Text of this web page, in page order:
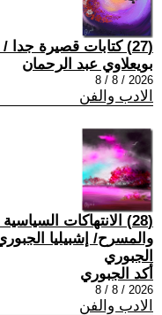
(27) كتابات قصيرة جدا / الهروب الصغير /
بويعلاوي عبد الرحمان
2026 / 8 / 8
الادب والفن
(28) الانتهاكات
والمسرح/ إشبيليا
الجبوري
أكد الجبوري
2026 / 8 / 8
الادب والفن